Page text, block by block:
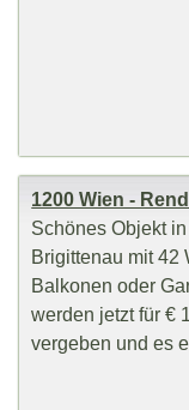
1200 Wien -
Schönes Objekt
Brigittenau mit 42
Balkonen oder
werden jetzt für €
vergeben und es